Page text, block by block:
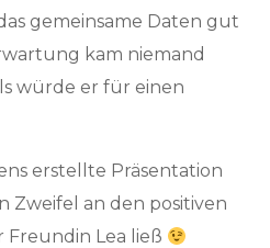
gemeinsame Daten gut
kam niemand
würde er für einen
erstellte Präsentation
Zweifel an den positiven
Freundin Lea ließ